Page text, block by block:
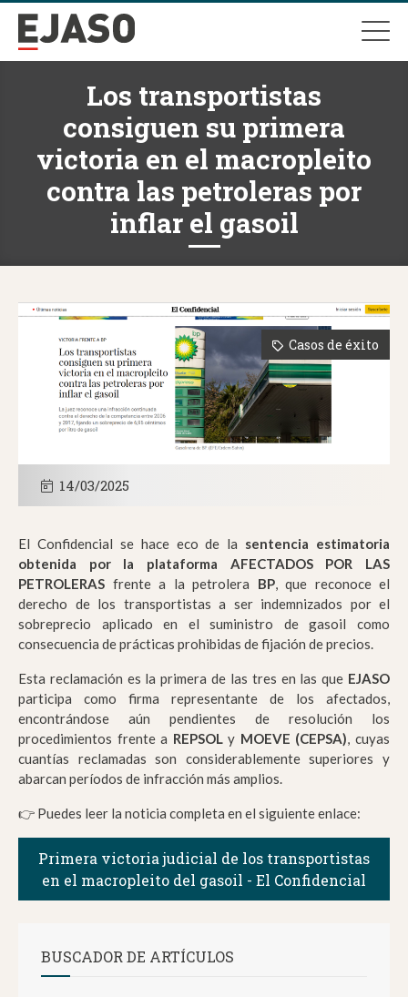
Los transportistas
consiguen su primera
victoria en el macropleito
contra las petroleras por
inflar el gasoil
Casos de éxito
14/03/2025
El Confidencial se hace eco de la sentencia estimatoria
obtenida por la plataforma AFECTADOS POR LAS
PETROLERAS frente a la petrolera BP, que reconoce el
derecho de los transportistas a ser indemnizados por el
sobreprecio aplicado en el suministro de gasoil como
consecuencia de prácticas prohibidas de fijación de precios.
Esta reclamación es la primera de las tres en las que EJASO
participa como firma representante de los afectados,
encontrándose aún pendientes de resolución los
procedimientos frente a REPSOLy MOEVE (CEPSA), cuyas
cuantías reclamadas son considerablemente superiores y
abarcan períodos de infracción más amplios.
👉 Puedes leer la noticia completa en el siguiente enlace:
Primera victoria judicial de los transportistas
en el macropleito del gasoil - El Confidencial
BUSCADOR DE ARTÍCULOS